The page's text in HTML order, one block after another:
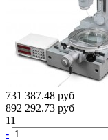
731 387.48 руб
892 292.73 руб
11
-